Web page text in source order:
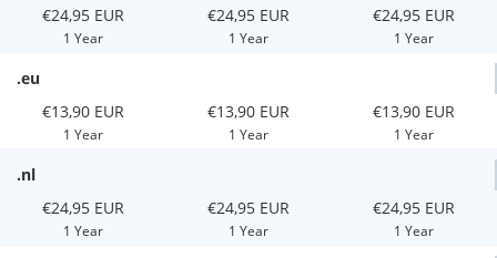
€24,95 EUR
1 Year
€24,95 EUR
1 Year
€24,95 EUR
1 Year
.eu
€13,90 EUR
1 Year
€13,90 EUR
1 Year
€13,90 EUR
1 Year
.nl
€24,95 EUR
1 Year
€24,95 EUR
1 Year
€24,95 EUR
1 Year